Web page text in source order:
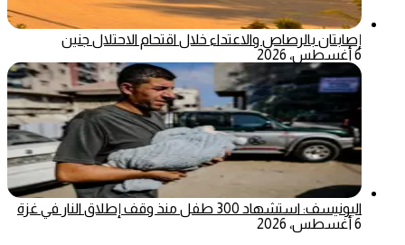
إصابتان بالرصاص والاعتداء خلال اقتحام الاحتلال جنين
6 أغسطس، 2026
اليونيسف: استشهاد 300 طفل منذ وقف إطلاق النار في غزة
6 أغسطس، 2026